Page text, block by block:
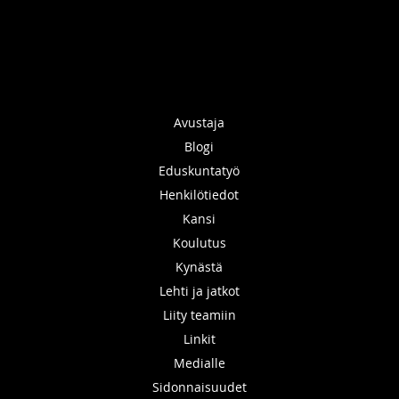
Avustaja
Blogi
Eduskuntatyö
Henkilötiedot
Kansi
Koulutus
Kynästä
Lehti ja jatkot
Liity teamiin
Linkit
Medialle
Sidonnaisuudet